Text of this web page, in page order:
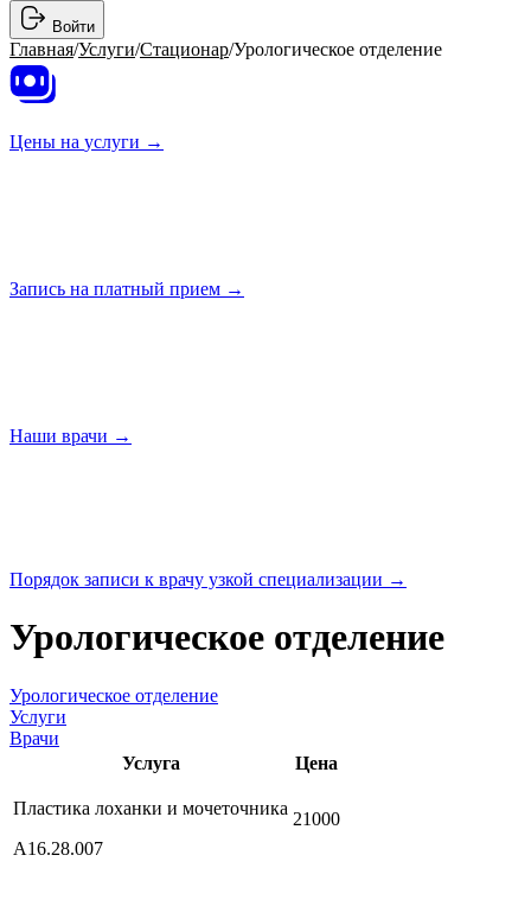
Войти
Главная/Услуги/Стационар/Урологическое отделение
Цены на услуги →
Запись на платный прием →
Наши врачи →
Порядок записи к врачу узкой специализации →
Урологическое отделение
Урологическое отделение
Услуги
Врачи
Услуга
Цена
Пластика лоханки и мочеточника
А16.28.007
21000